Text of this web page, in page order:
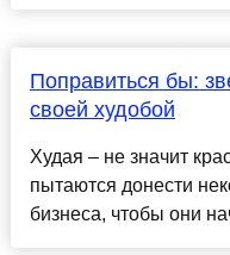
Поправиться бы:
своей худобой
Худая – не значит
пытаются донести
бизнеса, чтобы они